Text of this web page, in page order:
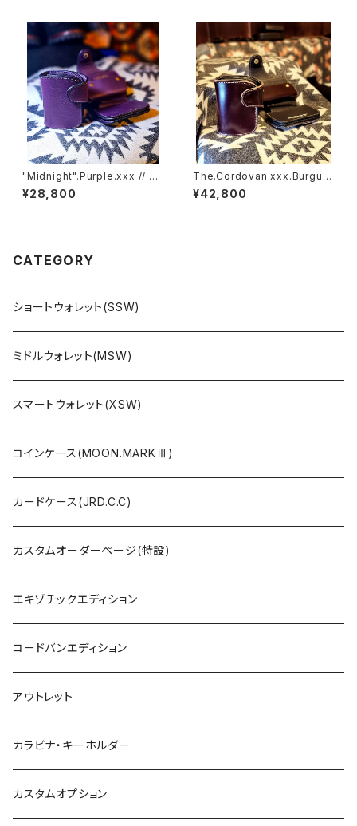
"Midnight".Purple.xxx // JA
CK.RIDE.SSW
¥28,800
The.Cordovan.xxx.Burgun
dy.Edition// JACK.RIDE.SS
W
¥42,800
CATEGORY
ショートウォレット(SSW)
ミドルウォレット(MSW)
スマートウォレット(XSW)
コインケース(MOON.MARKⅢ)
カードケース(JRD.C.C)
カスタムオーダーページ(特設)
エキゾチックエディション
コードバンエディション
アウトレット
カラビナ・キーホルダー
カスタムオプション